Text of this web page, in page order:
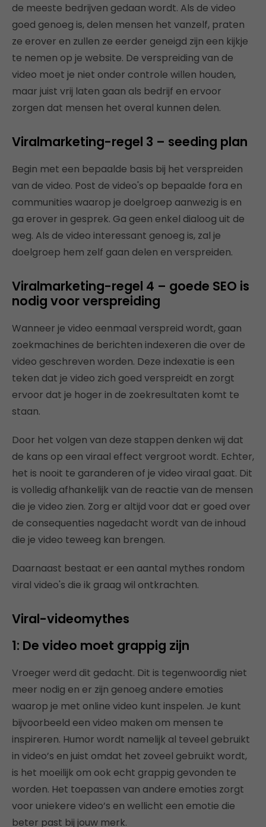
de meeste bedrijven gedaan wordt. Als de video
goed genoeg is, delen mensen het vanzelf, praten
ze erover en zullen ze eerder geneigd zijn een kijkje
te nemen op je website. De verspreiding van de
video moet je niet onder controle willen houden,
maar juist vrij laten gaan als bedrijf en ervoor
zorgen dat mensen het overal kunnen delen.
Viralmarketing-regel 3 – seeding plan
Begin met een bepaalde basis bij het verspreiden
van de video. Post de video's op bepaalde fora en
communities waarop je doelgroep aanwezig is en
ga erover in gesprek. Ga geen enkel dialoog uit de
weg. Als de video interessant genoeg is, zal je
doelgroep hem zelf gaan delen en verspreiden.
Viralmarketing-regel 4 – goede SEO is
nodig voor verspreiding
Wanneer je video eenmaal verspreid wordt, gaan
zoekmachines de berichten indexeren die over de
video geschreven worden. Deze indexatie is een
teken dat je video zich goed verspreidt en zorgt
ervoor dat je hoger in de zoekresultaten komt te
staan.
Door het volgen van deze stappen denken wij dat
de kans op een viraal effect vergroot wordt. Echter,
het is nooit te garanderen of je video viraal gaat. Dit
is volledig afhankelijk van de reactie van de mensen
die je video zien. Zorg er altijd voor dat er goed over
de consequenties nagedacht wordt van de inhoud
die je video teweeg kan brengen.
Daarnaast bestaat er een aantal mythes rondom
viral video's die ik graag wil ontkrachten.
Viral-videomythes
1: De video moet grappig zijn
Vroeger werd dit gedacht. Dit is tegenwoordig niet
meer nodig en er zijn genoeg andere emoties
waarop je met online video kunt inspelen. Je kunt
bijvoorbeeld een video maken om mensen te
inspireren. Humor wordt namelijk al teveel gebruikt
in video’s en juist omdat het zoveel gebruikt wordt,
is het moeilijk om ook echt grappig gevonden te
worden. Het toepassen van andere emoties zorgt
voor uniekere video’s en wellicht een emotie die
beter past bij jouw merk.